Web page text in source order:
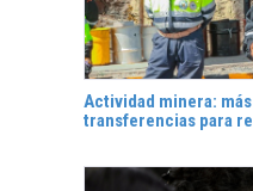
Actividad minera:
transferencias para